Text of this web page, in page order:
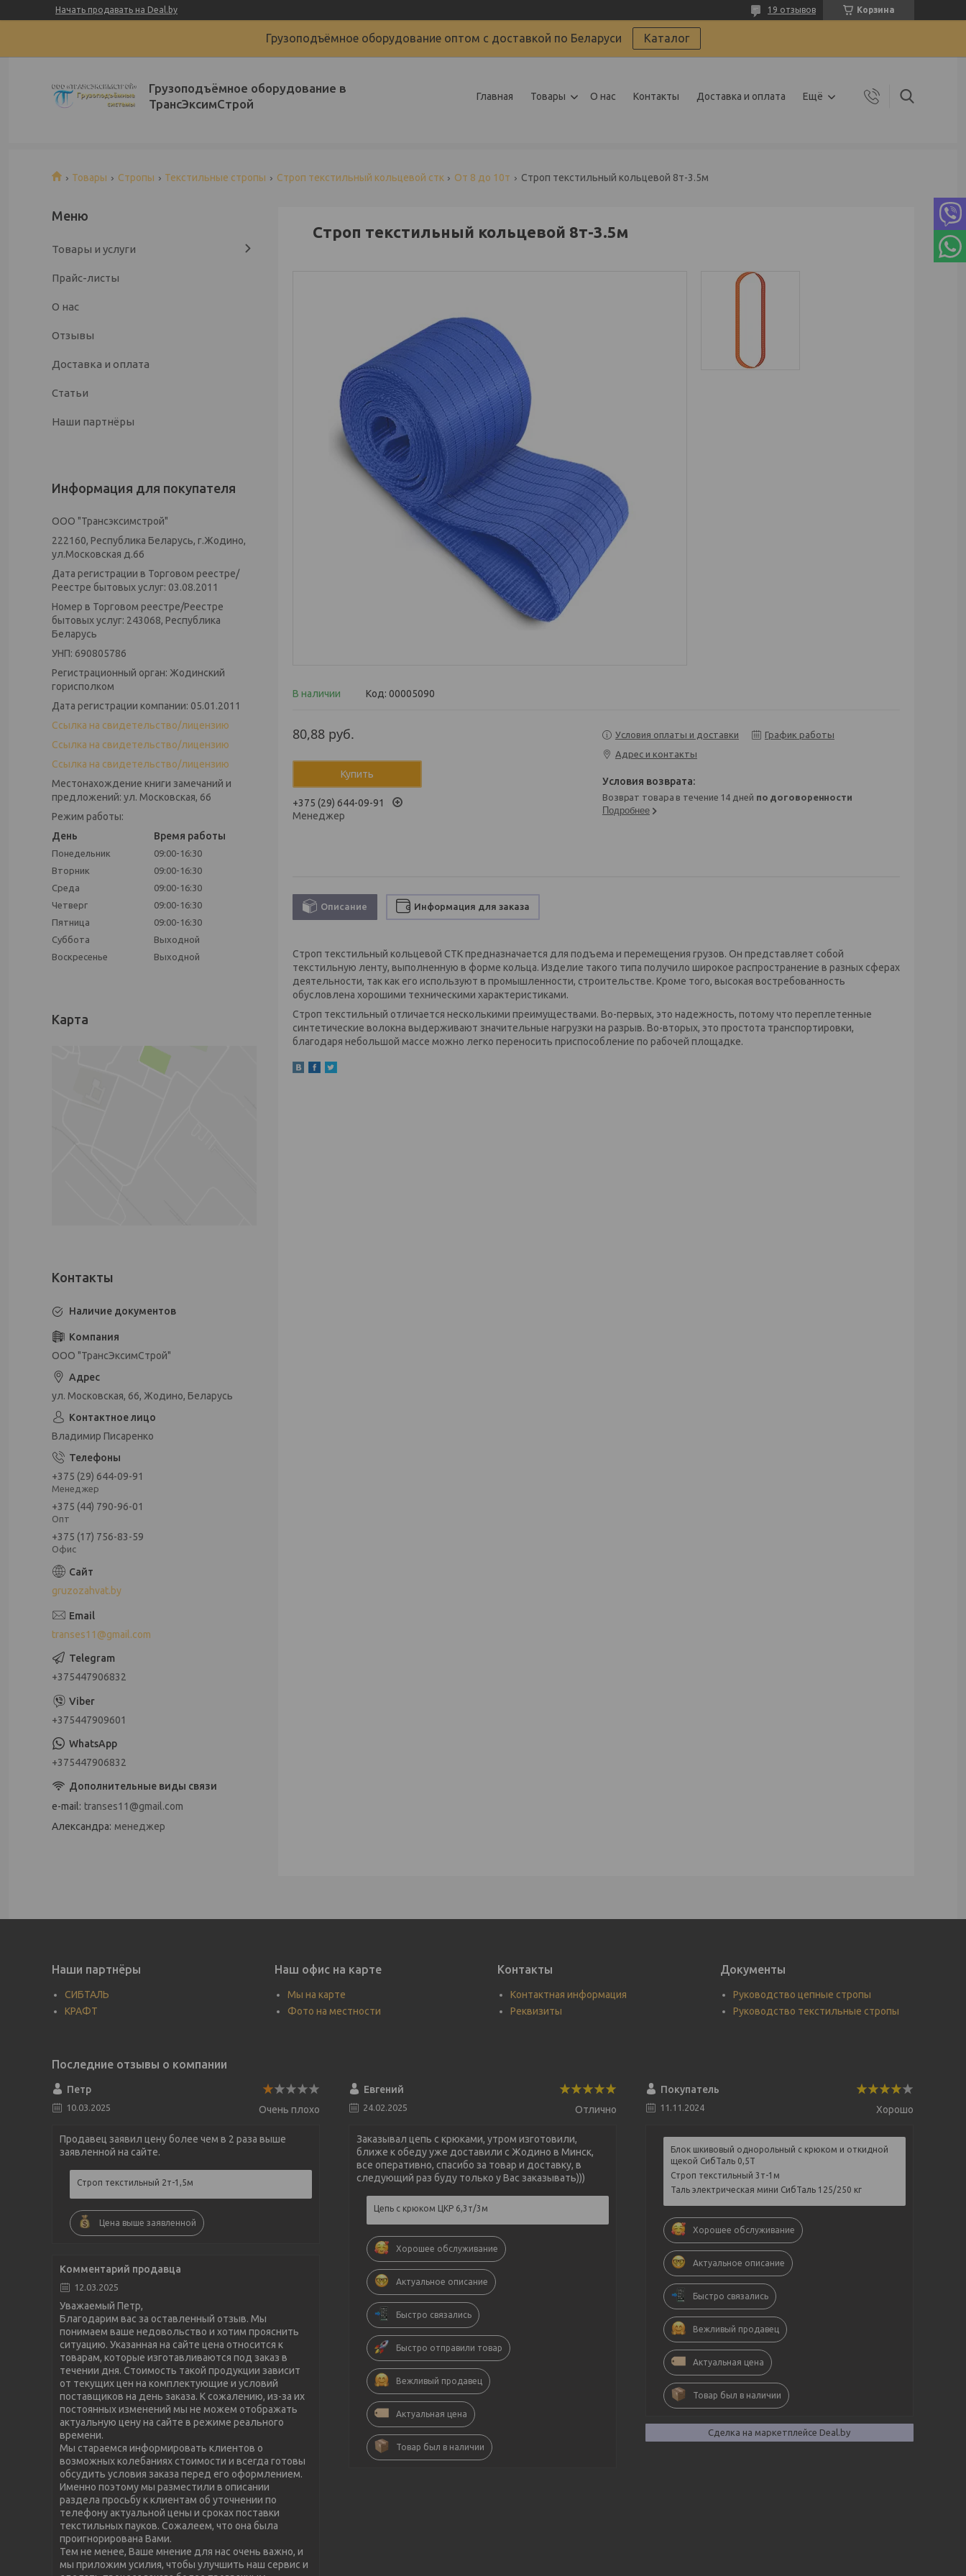
Начать продавать на Deal.by Корзина
19 отзывов
Грузоподъёмное оборудование оптом с доставкой по Беларуси Каталог
Грузоподъёмное оборудование в
ТрансЭксимСтрой
Главная Товары О нас Контакты Доставка и оплата Ещё
Товары Стропы Текстильные стропы Строп текстильный кольцевой стк От 8 до 10т Строп текстильный кольцевой 8т-3.5м
Строп текстильный кольцевой 8т-3.5м
В наличии Код: 00005090
80,88 руб.
Купить
+375 (29) 644-09-91
Менеджер
Условия оплаты и доставки
График работы
Адрес и контакты
возврат товара в течение 14 дней по договоренности
Подробнее
Описание Информация для заказа
Строп текстильный кольцевой СТК предназначается для подъема и перемещения грузов. Он представляет собой
текстильную ленту, выполненную в форме кольца. Изделие такого типа получило широкое распространение в разных сферах
деятельности, так как его используют в промышленности, строительстве. Кроме того, высокая востребованность
обусловлена хорошими техническими характеристиками.
Строп текстильный отличается несколькими преимуществами. Во-первых, это надежность, потому что переплетенные
синтетические волокна выдерживают значительные нагрузки на разрыв. Во-вторых, это простота транспортировки,
благодаря небольшой массе можно легко переносить приспособление по рабочей площадке.
Товары и услуги
Прайс-листы
О нас
Отзывы
Доставка и оплата
Статьи
Наши партнёры
Информация для покупателя
ООО "Трансэксимстрой"
222160, Республика Беларусь, г.Жодино,
ул.Московская д.66
Дата регистрации в Торговом реестре/
Реестре бытовых услуг: 03.08.2011
Номер в Торговом реестре/Реестре
бытовых услуг: 243068, Республика
Беларусь
УНП: 690805786
Регистрационный орган: Жодинский
горисполком
Дата регистрации компании: 05.01.2011
Ссылка на свидетельство/лицензию
Ссылка на свидетельство/лицензию
Ссылка на свидетельство/лицензию
Местонахождение книги замечаний и
предложений: ул. Московская, 66
Режим работы:
День
Время работы
Понедельник
09:00-16:30
Вторник
09:00-16:30
Среда
09:00-16:30
Четверг
09:00-16:30
Пятница
09:00-16:30
Суббота
Выходной
Воскресенье
Выходной
Карта
Наличие документов
ООО "ТрансЭксимСтрой"
ул. Московская, 66, Жодино, Беларусь
Владимир Писаренко
+375 (29) 644-09-91
Менеджер
+375 (44) 790-96-01
Опт
+375 (17) 756-83-59
Офис
gruzozahvat.by
transes11@gmail.com
+375447906832
+375447909601
+375447906832
e-mail transes11@gmail.com
Александра менеджер
Наши партнёры
СИБТАЛЬ
КРАФТ
Наш офис на карте
Мы на карте
Фото на местности
Контакты
Контактная информация
Реквизиты
Документы
Руководство цепные стропы
Руководство текстильные стропы
Петр
10.03.2025 Очень плохо
Продавец заявил цену более чем в 2 раза выше
заявленной на сайте.
Строп текстильный 2т-1,5м
Цена выше заявленной
Комментарий продавца
12.03.2025
Уважаемый Петр,
Благодарим вас за оставленный отзыв. Мы
понимаем ваше недовольство и хотим прояснить
ситуацию. Указанная на сайте цена относится к
товарам, которые изготавливаются под заказ в
течении дня. Стоимость такой продукции зависит
от текущих цен на комплектующие и условий
поставщиков на день заказа. К сожалению, из-за их
постоянных изменений мы не можем отображать
актуальную цену на сайте в режиме реального
времени.
Мы стараемся информировать клиентов о
возможных колебаниях стоимости и всегда готовы
обсудить условия заказа перед его оформлением.
Именно поэтому мы разместили в описании
раздела просьбу к клиентам об уточнении по
телефону актуальной цены и сроках поставки
текстильных пауков. Сожалеем, что она была
проигнорирована Вами.
Тем не менее, Ваше мнение для нас очень важно, и
мы приложим усилия, чтобы улучшить наш сервис и
Евгений
24.02.2025 Отлично
Заказывал цепь с крюками, утром изготовили,
ближе к обеду уже доставили с Жодино в Минск,
все оперативно, спасибо за товар и доставку, в
следующий раз буду только у Вас заказывать)))
Цепь с крюком ЦКР 6,3т/3м
Хорошее обслуживание
Актуальное описание
Быстро связались
Быстро отправили товар
Вежливый продавец
Актуальная цена
Товар был в наличии
Покупатель
11.11.2024 Хорошо
Блок шкивовый однорольный с крюком и откидной
щекой СибТаль 0,5Т
Строп текстильный 3т-1м
Таль электрическая мини СибТаль 125/250 кг
Хорошее обслуживание
Актуальное описание
Быстро связались
Вежливый продавец
Актуальная цена
Товар был в наличии
Сделка на маркетплейсе Deal.by